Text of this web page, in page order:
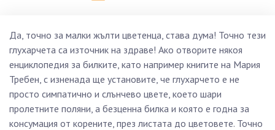
Да, точно за малки жълти цветенца, става дума! Точно тези
глухарчета са източник на здраве! Ако отворите някоя
енциклопедия за билките, като например книгите на Мария
Требен, с изненада ще установите, че глухарчето е не
просто симпатично и слънчево цвете, което шари
пролетните поляни, а безценна билка и която е годна за
консумация от корените, през листата до цветовете. Точно